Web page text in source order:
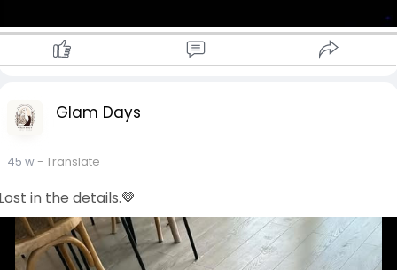
Glam Days
45 w- Translate
in the details.🤎